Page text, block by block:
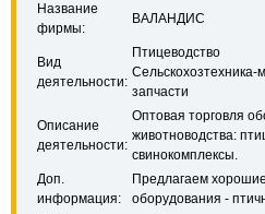
Название
фирмы:
ВАЛАНДИС
Вид
деятельности:
Птицеводство
запчасти
Описание
деятельности:
Оптовая торговля
животноводства:
свинокомплексы.
Доп.
информация:
Предлагаем
оборудования -